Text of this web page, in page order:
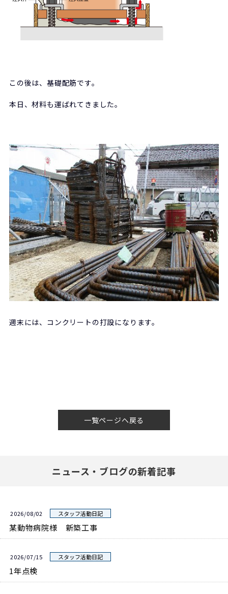
この後は、基礎配筋です。
本日、材料も運ばれてきました。
週末には、コンクリートの打設になります。
一覧ページへ戻る
ニュース・ブログの新着記事
2026/08/02 スタッフ活動日記
某動物病院様 新築工事
2026/07/15 スタッフ活動日記
1年点検